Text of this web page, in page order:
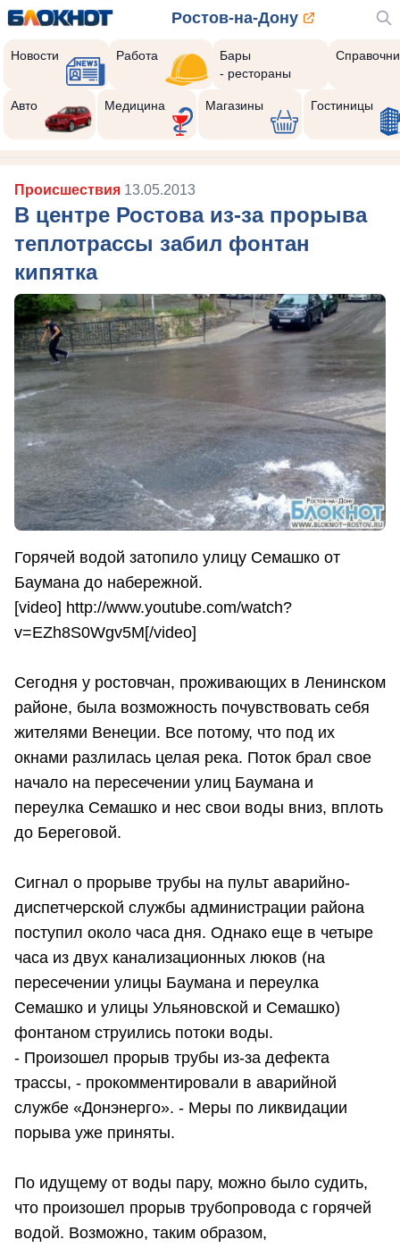
Ростов-на-Дону
Новости Работа
Бары
- рестораны
Авто Медицина Магазины Гостиницы
Происшествия 13.05.2013
В центре Ростова из-за прорыва
теплотрассы забил фонтан
кипятка
Горячей водой затопило улицу Семашко от
Баумана до набережной.
[video] http://www.youtube.com/watch?
v=EZh8S0Wgv5M[/video]
Сегодня у ростовчан, проживающих в Ленинском
районе, была возможность почувствовать себя
жителями Венеции. Все потому, что под их
окнами разлилась целая река. Поток брал свое
начало на пересечении улиц Баумана и
переулка Семашко и нес свои воды вниз, вплоть
до Береговой.
Сигнал о прорыве трубы на пульт аварийно-
диспетчерской службы администрации района
поступил около часа дня. Однако еще в четыре
часа из двух канализационных люков (на
пересечении улицы Баумана и переулка
Семашко и улицы Ульяновской и Семашко)
фонтаном струились потоки воды.
- Произошел прорыв трубы из-за дефекта
трассы, - прокомментировали в аварийной
службе «Донэнерго». - Меры по ликвидации
порыва уже приняты.
По идущему от воды пару, можно было судить,
что произошел прорыв трубопровода с горячей
водой. Возможно, таким образом,